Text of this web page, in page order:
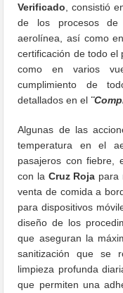
Verificado , consistió
de los procesos de
aerolínea, así como
certificación de todo el
como en varios
cumplimiento de
detallados en el
Algunas de las
temperatura en el
pasajeros con fiebre,
con la Cruz Roja para
venta de comida a
para dispositivos
diseño de los
que aseguran la
sanitización que se
limpieza profunda
que permiten una